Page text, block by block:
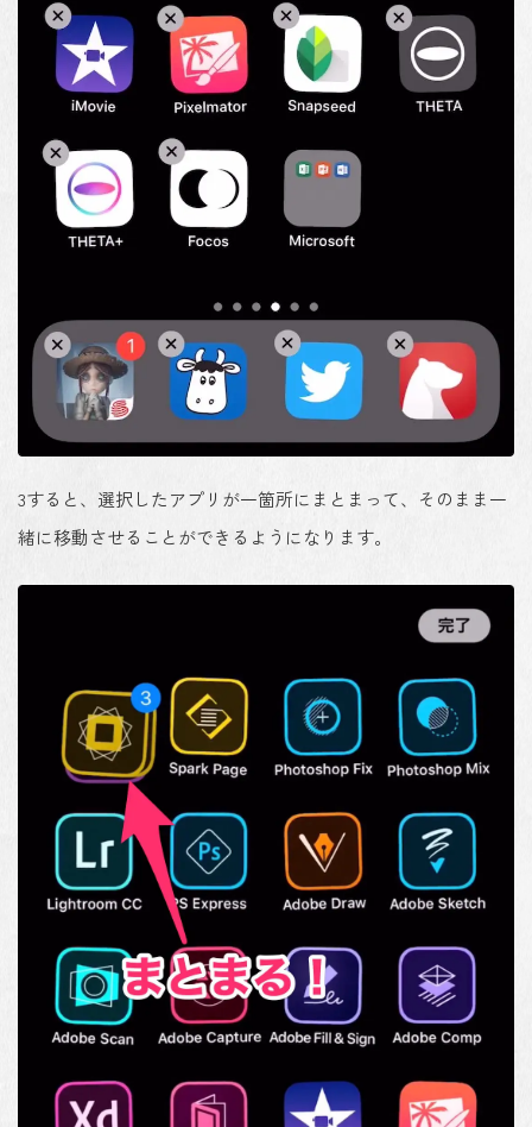
3すると、選択したアプリが一箇所にまとまって、そのまま一
緒に移動させることができるようになります。